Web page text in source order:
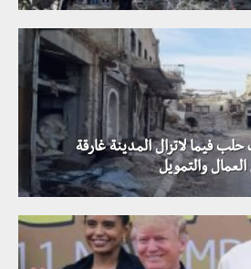
فيما لاتزال المدينة غارقة
والتمويل